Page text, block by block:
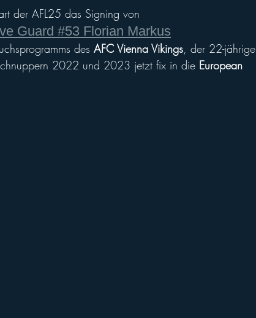
der AFL25 das Signing von
Guard #53 Florian Markus
des AFC Vienna Vikings, der 22-jährige
2022 und 2023 jetzt fix in die European